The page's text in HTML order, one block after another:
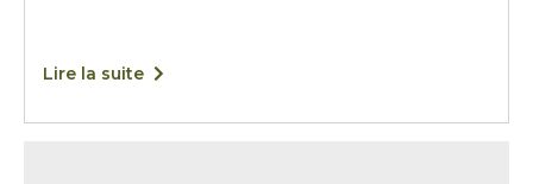
Lire la suite